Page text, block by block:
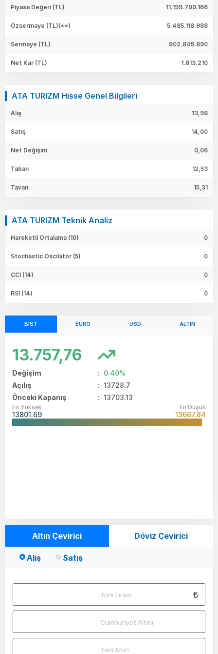
Piyasa Değeri (TL) 11.199.700.166
Özsermaye (TL)(**) 5.485.118.988
Sermaye (TL) 802.845.890
Net Kar (TL) 1.813.210
ATA TURIZM Hisse Genel Bilgileri
Alış 13,98
Satış 14,00
Net Değişim 0,06
Taban 12,53
Tavan 15,31
ATA TURIZM Teknik Analiz
Hareketli Ortalama (10) 0
Stochastic Oscilator (5) 0
CCI (14) 0
RSI (14) 0
BIST EURO USD ALTIN
13.757,76
Değişim : 0.40%
Açılış
: 13728.7
Önceki Kapanış
: 13703.13
En Yüksek
13801.69
En Düşük
13667.84
Altın Çevirici Döviz Çevirici
Alış Satış
Türk Lirası
Cumhuriyet Altını
Tam Altın